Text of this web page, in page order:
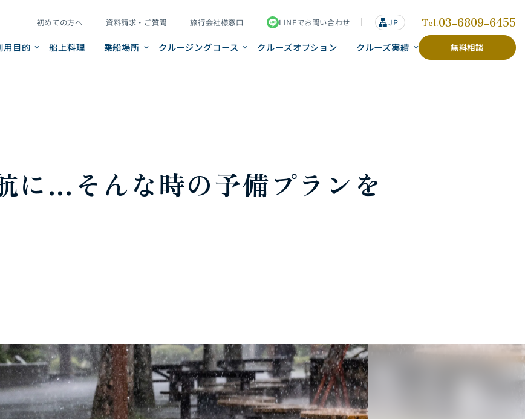
初めての方へ 資料請求・ご質問 旅行会社様窓口 LINEでお問い合わせ
lan
g
u
a
JP Tel.03-6809-6455
用目的 船上料理 乗船場所 クルージングコース クルーズオプション クルーズ実績 無料相談
に…そんな時の予備プランを